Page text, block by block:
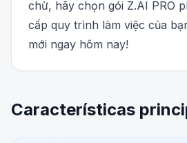
chừ, hãy chọn gói Z.AI PRO
cấp quy trình làm việc của
mới ngay hôm nay!
Características